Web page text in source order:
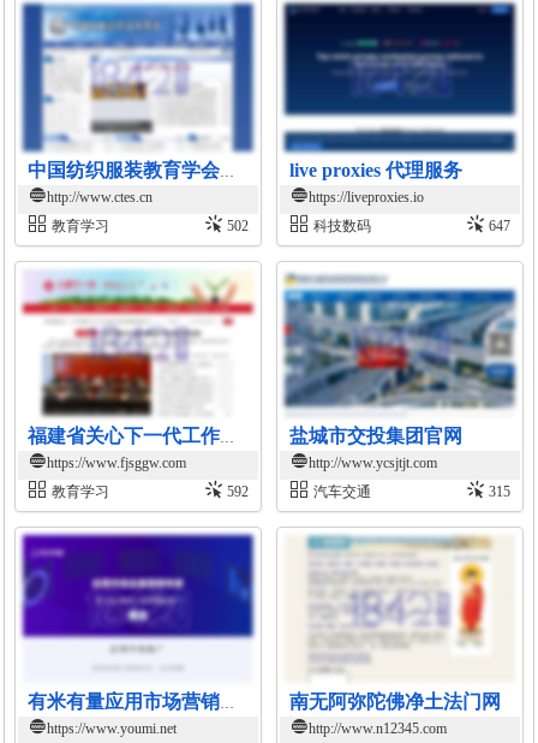
中国纺织服装教育学会官网
http://www.ctes.cn
教育学习
502
live proxies 代理服务
https://liveproxies.io
科技数码
647
福建省关心下一代工作委员会官网
https://www.fjsggw.com
教育学习
592
盐城市交投集团官网
http://www.ycsjtjt.com
汽车交通
315
https://www.youmi.net
南无阿弥陀佛净土法门网
http://www.n12345.com